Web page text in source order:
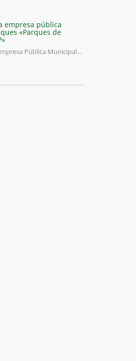
empresa pública
«Parques de
Pública Municipal...